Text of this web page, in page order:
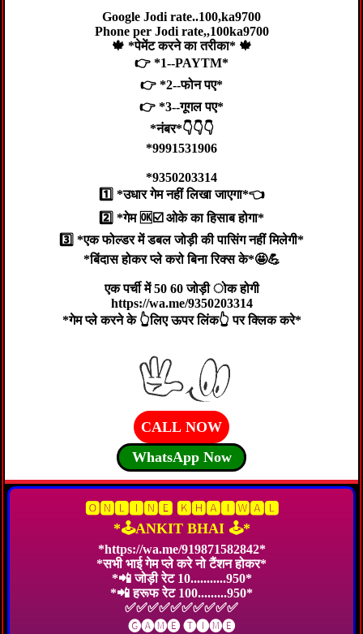
Google Jodi rate..100,ka9700
Phone per Jodi rate,,100ka9700
🍁 *पेमेंट करने का तरीका* 🍁
👉 *1--PAYTM*
👉 *2--फोन पए*
👉 *3--गूगल पए*
*नंबर*👇👇👇
*9991531906
*9350203314
1️⃣ *उधार गेम नहीं लिखा जाएगा*👈
2️⃣ *गेम 🆗☑️ ओके का हिसाब होगा*
3️⃣ *एक फोल्डर में डबल जोड़ी की पासिंग नहीं मिलेगी*
*बिंदास होकर प्ले करो बिना रिक्स के*🤩💪
एक पर्ची में 50 60 जोड़ी ोक होगी
https://wa.me/9350203314
*गेम प्ले करने के 👆लिए ऊपर लिंक👆 पर क्लिक करे*
CALL NOW
WhatsApp Now
🅾🅽🅻🅸🅽🅴 🅺🅷🅰🅸🆆🅰🅻
*🕹ANKIT BHAI 🕹️*
*https://wa.me/919871582842*
*सभी भाई गेम प्ले करे नो टैंशन होकर*
*📲 जोड़ी रेट 10...........950*
*📲 हरूफ रेट 100.........950*
✅✅✅✅✅✅✅✅✅✅
🅖🅐🅜🅔 🅣🅘🅜🅔